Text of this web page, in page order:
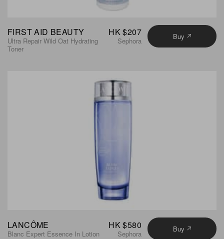
FIRST AID BEAUTY
Ultra Repair Wild Oat Hydrating
Toner
HK $207
Sephora Buy
LANCÔME
Blanc Expert Essence In Lotion
HK $580
Sephora Buy